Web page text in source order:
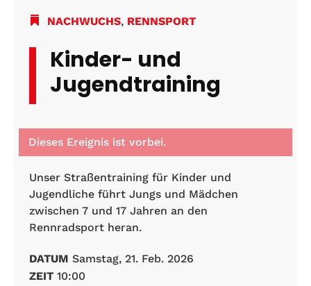
NACHWUCHS, RENNSPORT
Kinder- und
Jugendtraining
Dieses Ereignis ist vorbei.
Unser Straßentraining für Kinder und
Jugendliche führt Jungs und Mädchen
zwischen 7 und 17 Jahren an den
Rennradsport heran.
DATUMSamstag, 21. Feb. 2026
ZEIT10:00